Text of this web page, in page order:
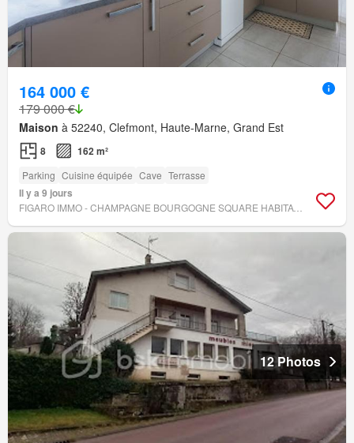
164 000 €
179 000 €
Maison à 52240, Clefmont, Haute-Marne, Grand Est
8 162 m²
Parking Cuisine équipée Cave Terrasse
Il y a 9 jours
FIGARO IMMO - CHAMPAGNE BOURGOGNE SQUARE HABITAT CHAUMONT
12 Photos